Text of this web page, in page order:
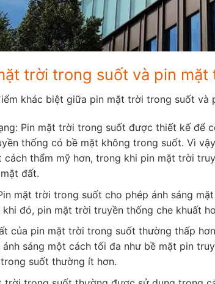
trời trong suốt và pin
khác biệt giữa pin mặt trời trong suốt và
Pin mặt trời trong suốt được thiết kế để
thống có bề mặt không trong suốt. Vì
thẩm mỹ hơn, trong khi pin mặt trời
đất.
mặt trời trong suốt cho phép ánh sáng
khi đó, pin mặt trời truyền thống che khuất
của pin mặt trời trong suốt thường thấp
sáng một cách tối đa như bề mặt pin
suốt thường ít hơn.